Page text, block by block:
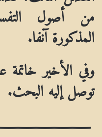
من أصول
المذكورة آنفا.
وفي الأخير
توصل إليه البحث.